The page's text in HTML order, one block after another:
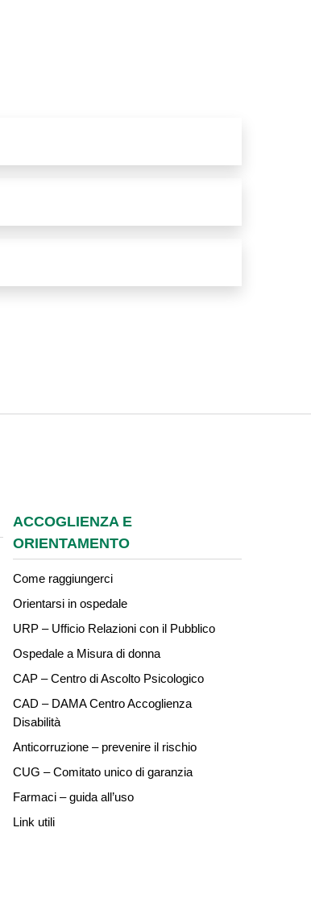
ACCOGLIENZA E
ORIENTAMENTO
Come raggiungerci
Orientarsi in ospedale
URP – Ufficio Relazioni con il Pubblico
Ospedale a Misura di donna
CAP – Centro di Ascolto Psicologico
CAD – DAMA Centro Accoglienza
Disabilità
Anticorruzione – prevenire il rischio
CUG – Comitato unico di garanzia
Farmaci – guida all’uso
Link utili